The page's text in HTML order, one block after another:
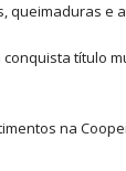
queimaduras e
conquista título
na